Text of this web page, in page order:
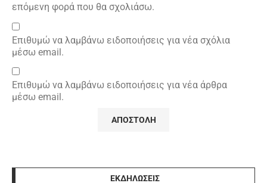
επόμενη φορά που θα σχολιάσω.
Επιθυμώ να λαμβάνω ειδοποιήσεις για νέα σχόλια
μέσω email.
Επιθυμώ να λαμβάνω ειδοποιήσεις για νέα άρθρα
μέσω email.
ΕΚΔΗΛΩΣΕΙΣ